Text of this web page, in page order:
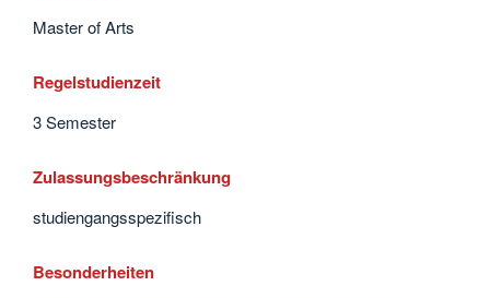
Master of Arts
Regelstudienzeit
3 Semester
Zulassungsbeschränkung
studiengangsspezifisch
Besonderheiten